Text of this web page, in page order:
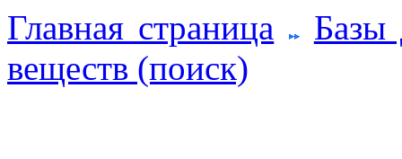
Главная страница
Базы
веществ (поиск)